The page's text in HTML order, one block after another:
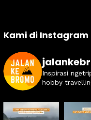
Kami di Instagram
Inspirasi
hobby